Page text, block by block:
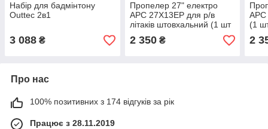
Набір для бадмінтону
Outtec 2в1
3 088 ₴
Пропелер 27" електро
APC 27X13EP для р/в
літаків штовхальний (1 шт
CW) MK official
2 350₴
APC
(1
2
Про нас
100% позитивних з 174 відгуків за рік
Працює з 28.11.2019